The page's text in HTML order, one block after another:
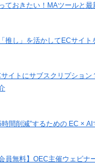
ておきたい！MAツールと最
推し」を活かしてECサイト
サイトにサブスクリプショ
間削減”するための EC ×
員無料】OEC主催ウェビナ